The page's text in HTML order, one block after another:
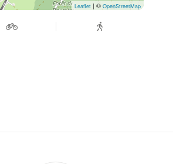
Leaflet | © OpenStreetMap